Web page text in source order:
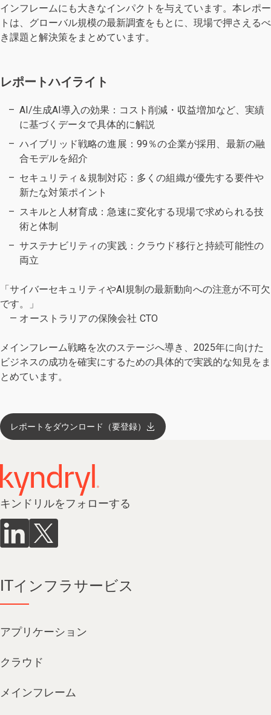
インフレームにも大きなインパクトを与えています。本レポー
トは、グローバル規模の最新調査をもとに、現場で押さえるべ
き課題と解決策をまとめています。
レポートハイライト
AI/生成AI導入の効果：コスト削減・収益増加など、実績
に基づくデータで具体的に解説
ハイブリッド戦略の進展：99％の企業が採用、最新の融
合モデルを紹介
セキュリティ＆規制対応：多くの組織が優先する要件や
新たな対策ポイント
スキルと人材育成：急速に変化する現場で求められる技
術と体制
サステナビリティの実践：クラウド移行と持続可能性の
両立
「サイバーセキュリティやAI規制の最新動向への注意が不可欠
です。」
— オーストラリアの保険会社 CTO
メインフレーム戦略を次のステージへ導き、2025年に向けた
ビジネスの成功を確実にするための具体的で実践的な知見をま
とめています。
レポートをダウンロード（要登録）
キンドリルをフォローする
ITインフラサービス
アプリケーション
クラウド
メインフレーム